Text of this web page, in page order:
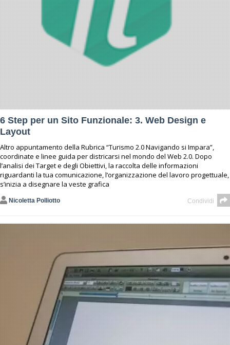
6 Step per un Sito Funzionale: 3. Web Design e
Layout
Altro appuntamento della Rubrica “Turismo 2.0 Navigando si Impara”,
coordinate e linee guida per districarsi nel mondo del Web 2.0. Dopo
l’analisi dei Target e degli Obiettivi, la raccolta delle informazioni
riguardanti la tua comunicazione, l’organizzazione del lavoro progettuale,
s’inizia a disegnare la veste grafica
Nicoletta Polliotto Condividi